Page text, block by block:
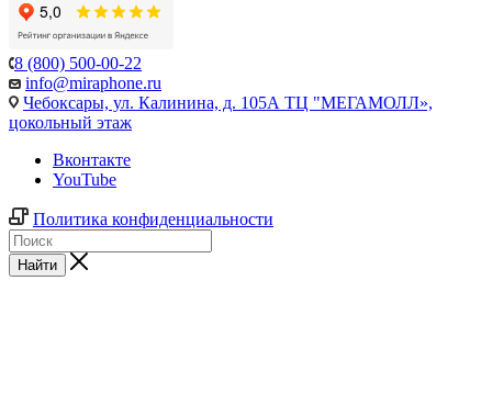
8 (800) 500-00-22
info@miraphone.ru
Чебоксары, ул. Калинина, д. 105А ТЦ "МЕГАМОЛЛ»,
цокольный этаж
Вконтакте
YouTube
Политика конфиденциальности
Найти